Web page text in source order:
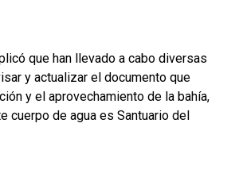
que han llevado a cabo diversas
y actualizar el documento que
y el aprovechamiento de la bahía,
cuerpo de agua es Santuario del